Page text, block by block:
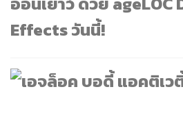
Effects วันนี้!